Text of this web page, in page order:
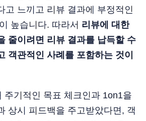
고 느끼고 리뷰 결과에 부정적인
높습니다. 따라서 리뷰에 대한
줄이려면 리뷰 결과를 납득할 수
객관적인 사례를 포함하는 것이
주기적인 목표 체크인과 1on1을
상시 피드백을 주고받았다면, 객